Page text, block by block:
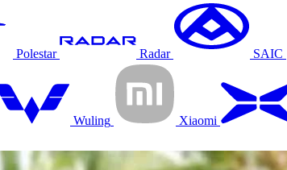
Polestar Radar SAIC
Wuling Xiaomi